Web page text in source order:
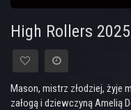
High Rollers 2025
Mason, mistrz złodziej, żyje
załogą i dziewczyną Amelią